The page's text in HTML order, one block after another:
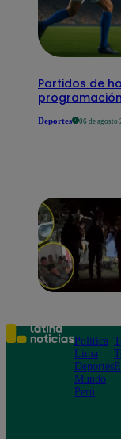
Partidos de
Deportes 06 de agosto
Política
Lima
Deportes
Mundo
Perú